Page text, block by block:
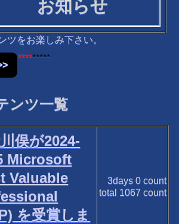
お知らせ
ツをお楽しみ下さい。
*********
ンツ一覧
俣が2024-
Microsoft
Valuable
を受賞しま
3days 0count
total 1067 count